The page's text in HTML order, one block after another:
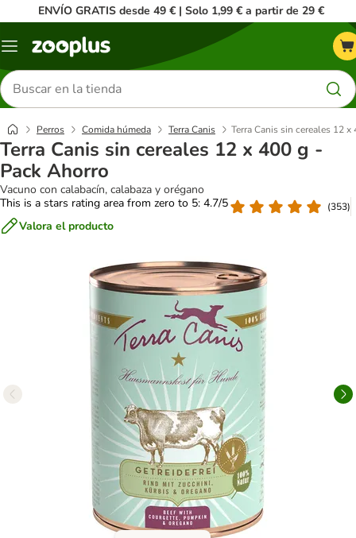
ENVÍO GRATIS desde 49 € | Solo 1,99 € a partir de 29 €
Menú
Buscar
productos
Perros Comida húmeda Terra Canis Terra Canis sin cereales 12
Terra Canis sin cereales 12 x 400 g -
Pack Ahorro
Vacuno con calabacín, calabaza y orégano
This is a stars rating area from zero to 5: 4.7/5
(353)
Valora el producto